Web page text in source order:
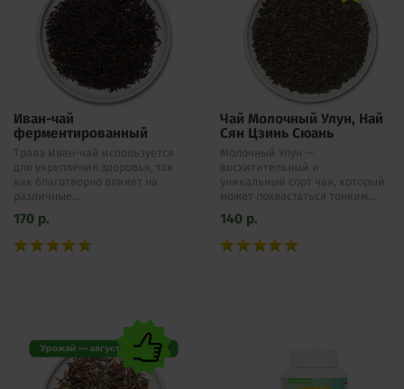
Иван-чай
ферментированный
Трава Иван-чай используется
для укрепления здоровья, так
как благотворно влияет на
различные...
170 р.
Чай Молочный Улун, Най
Сян Цзинь Сюань
Молочный Улун —
восхитительный и
уникальный сорт чая, который
может похвастаться тонким...
140 р.